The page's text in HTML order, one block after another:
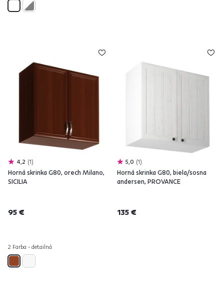
4,2 1
Horná skrinka G80, orech Milano,
SICILIA
95 €
2 Farba - detailná
5,0 1
Horná skrinka G80, biela/sosna
andersen, PROVANCE
135 €